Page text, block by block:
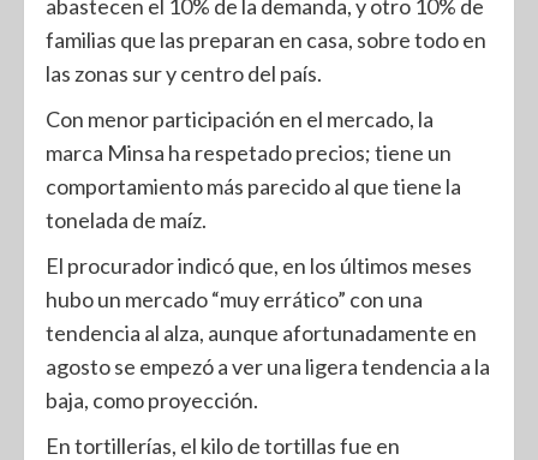
abastecen el 10% de la demanda, y otro 10% de
familias que las preparan en casa, sobre todo en
las zonas sur y centro del país.
Con menor participación en el mercado, la
marca Minsa ha respetado precios; tiene un
comportamiento más parecido al que tiene la
tonelada de maíz.
El procurador indicó que, en los últimos meses
hubo un mercado “muy errático” con una
tendencia al alza, aunque afortunadamente en
agosto se empezó a ver una ligera tendencia a la
baja, como proyección.
En tortillerías, el kilo de tortillas fue en